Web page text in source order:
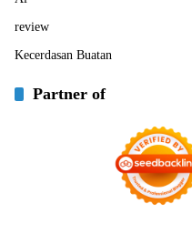
review
Kecerdasan Buatan
Partner of